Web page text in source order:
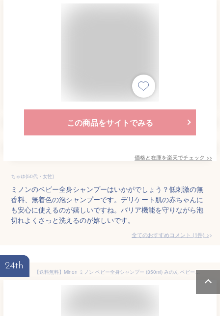
この商品をサイトでみる
価格と在庫を楽天でチェック >>
ちゃゆ(50代・女性)
ミノンのベビー全身シャンプーはいかがでしょう？低刺激の無
香料、無着色の泡シャンプーです。デリケート肌の赤ちゃんに
も安心に使えるのが嬉しいですね。バリア機能を守りながら泡
切れよくさっと洗えるのが嬉しいです。
全てのおすすめコメント (1件) >
24th
【送料無料】Minon ミノン ベビー全身シャンプー (350ml) みのん ベビー全身シャンプー 顔 新生児 泡 さらっと 赤ちゃん 第一三共 ボディソープ シャンプー ベビー ヘアシャンプー 敏感肌 乾燥肌 ボトル バリア 乾燥 保湿 うるおい こども 年寄り